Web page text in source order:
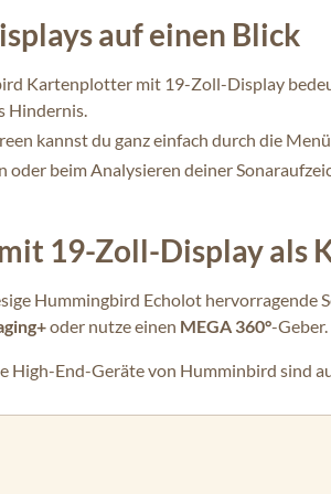
auf einen Blick
Kartenplotter mit 19-Zoll-Display
Hindernis.
kannst du ganz einfach durch die
oder beim Analysieren deiner
19-Zoll-Display als
Hummingbird Echolot hervorragende
oder nutze einen MEGA 360°-Geber.
High-End-Geräte von Humminbird sind